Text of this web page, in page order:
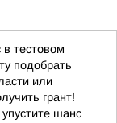
тестовом
подобрать
или
грант!
шанс